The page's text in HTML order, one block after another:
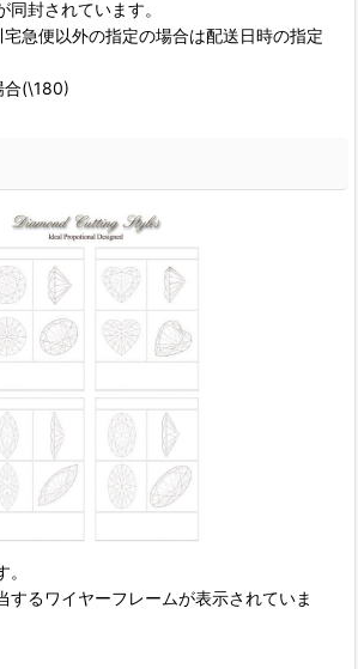
同封されています。
急便以外の指定の場合は配送日時の指定
合(\180)
するワイヤーフレームが表示されていま